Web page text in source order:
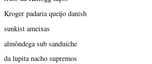
Kroger padaria queijo danish
sunkist ameixas
almôndega sub sanduíche
da lupita nacho supremos